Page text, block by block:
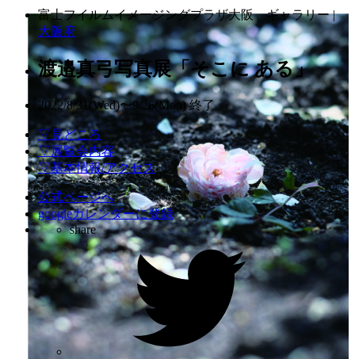
富士フイルムイメージングプラザ大阪 ギャラリー |
大阪府
渡邉真弓写真展「そこに ある」
2022/8/31(Wed)〜9/26(Mon)終了
▽見どころ
▽展覧会内容
▽基本情報/アクセス
公式ページへ
googleカレンダーに登録
share